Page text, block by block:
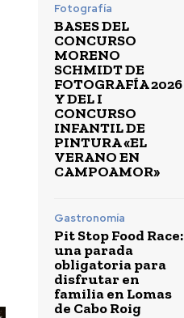
Fotografía
BASES DEL
CONCURSO
MORENO
SCHMIDT DE
FOTOGRAFÍA 2026
Y DEL I
CONCURSO
INFANTIL DE
PINTURA «EL
VERANO EN
CAMPOAMOR»
Gastronomía
Pit Stop Food Race:
una parada
obligatoria para
disfrutar en
familia en Lomas
de Cabo Roig